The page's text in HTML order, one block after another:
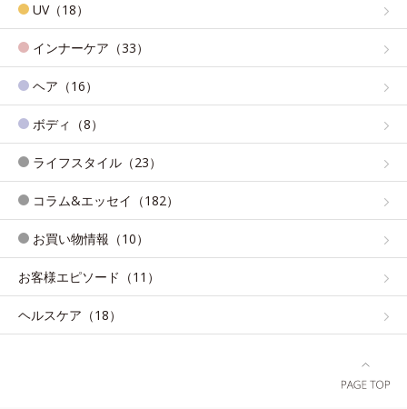
UV（18）
インナーケア（33）
ヘア（16）
ボディ（8）
ライフスタイル（23）
コラム&エッセイ（182）
お買い物情報（10）
お客様エピソード（11）
ヘルスケア（18）